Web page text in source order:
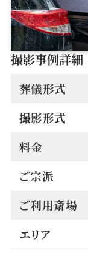
撮影事例詳細
葬儀形式
撮影形式
料金
ご宗派
ご利用斎場
エリア